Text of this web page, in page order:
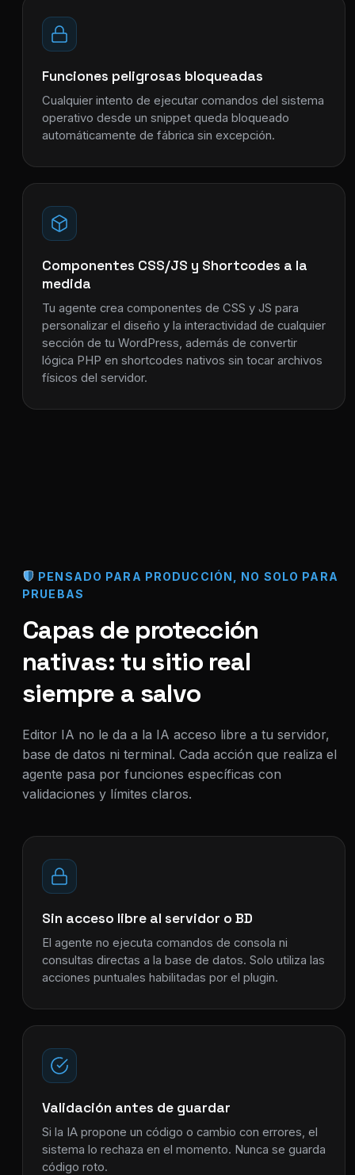
Funciones peligrosas bloqueadas
Cualquier intento de ejecutar comandos del sistema
operativo desde un snippet queda bloqueado
automáticamente de fábrica sin excepción.
Componentes CSS/JS y Shortcodes a la
medida
Tu agente crea componentes de CSS y JS para
personalizar el diseño y la interactividad de cualquier
sección de tu WordPress, además de convertir
lógica PHP en shortcodes nativos sin tocar archivos
físicos del servidor.
PENSADO PARA PRODUCCIÓN, NO SOLO PARA
PRUEBAS
Capas de protección
nativas: tu sitio real
siempre a salvo
Editor IA no le da a la IA acceso libre a tu servidor,
base de datos ni terminal. Cada acción que realiza el
agente pasa por funciones específicas con
validaciones y límites claros.
Sin acceso libre al servidor o BD
El agente no ejecuta comandos de consola ni
consultas directas a la base de datos. Solo utiliza las
acciones puntuales habilitadas por el plugin.
Validación antes de guardar
Si la IA propone un código o cambio con errores, el
sistema lo rechaza en el momento. Nunca se guarda
código roto.